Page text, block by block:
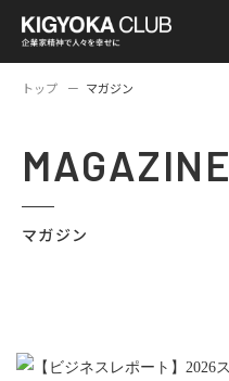
トップ マガジン
MAGAZINE
マガジン